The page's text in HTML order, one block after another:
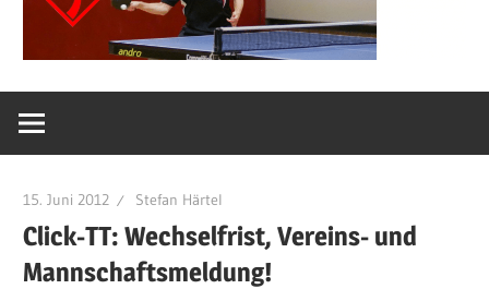
15. Juni 2012 Stefan Härtel
Click-TT: Wechselfrist, Vereins- und
Mannschaftsmeldung!